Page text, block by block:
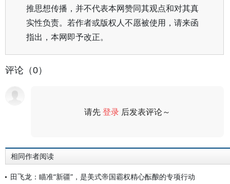
推思想传播，并不代表本网赞同其观点和对其真
实性负责。若作者或版权人不愿被使用，请来函
指出，本网即予改正。
评论（0）
请先登录 后发表评论～
相同作者阅读
田飞龙：瞄准“新疆”，是美式帝国霸权精心酝酿的专项行动